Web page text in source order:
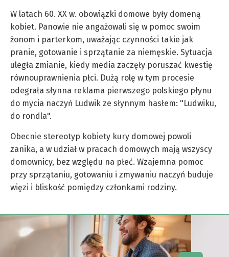
W latach 60. XX w. obowiązki domowe były domeną
kobiet. Panowie nie angażowali się w pomoc swoim
żonom i parterkom, uważając czynności takie jak
pranie, gotowanie i sprzątanie za niemęskie. Sytuacja
uległa zmianie, kiedy media zaczęły poruszać kwestię
równouprawnienia płci. Dużą rolę w tym procesie
odegrała słynna reklama pierwszego polskiego płynu
do mycia naczyń Ludwik ze słynnym hasłem: "Ludwiku,
do rondla".
Obecnie stereotyp kobiety kury domowej powoli
zanika, a w udział w pracach domowych mają wszyscy
domownicy, bez względu na płeć. Wzajemna pomoc
przy sprzątaniu, gotowaniu i zmywaniu naczyń buduje
więzi i bliskość pomiędzy członkami rodziny.